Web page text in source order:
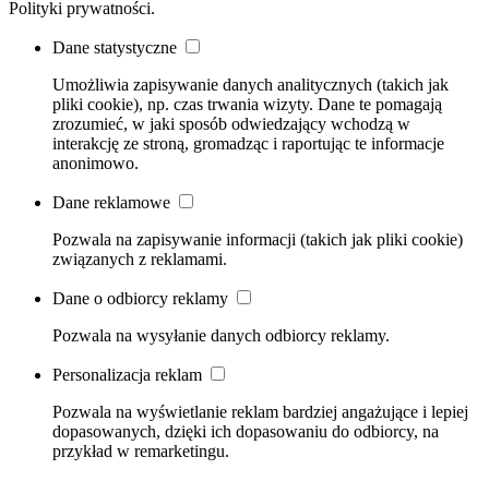
Polityki prywatności.
Dane statystyczne
Umożliwia zapisywanie danych analitycznych (takich jak
pliki cookie), np. czas trwania wizyty. Dane te pomagają
zrozumieć, w jaki sposób odwiedzający wchodzą w
interakcję ze stroną, gromadząc i raportując te informacje
anonimowo.
Dane reklamowe
Pozwala na zapisywanie informacji (takich jak pliki cookie)
związanych z reklamami.
Dane o odbiorcy reklamy
Pozwala na wysyłanie danych odbiorcy reklamy.
Personalizacja reklam
Pozwala na wyświetlanie reklam bardziej angażujące i lepiej
dopasowanych, dzięki ich dopasowaniu do odbiorcy, na
przykład w remarketingu.